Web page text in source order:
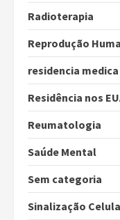
Radioterapia
Reprodução
residencia medica
Residência nos
Reumatologia
Saúde Mental
Sem categoria
Sinalização